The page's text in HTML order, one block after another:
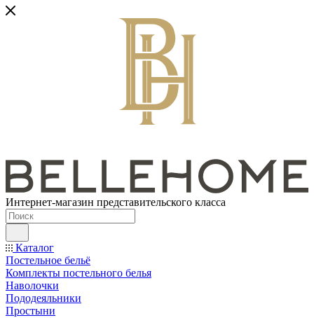
Интернет-магазин представительского класса
Каталог
Постельное бельё
Комплекты постельного белья
Наволочки
Пододеяльники
Простыни